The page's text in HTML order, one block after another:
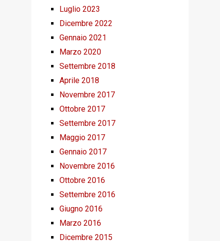
Luglio 2023
Dicembre 2022
Gennaio 2021
Marzo 2020
Settembre 2018
Aprile 2018
Novembre 2017
Ottobre 2017
Settembre 2017
Maggio 2017
Gennaio 2017
Novembre 2016
Ottobre 2016
Settembre 2016
Giugno 2016
Marzo 2016
Dicembre 2015